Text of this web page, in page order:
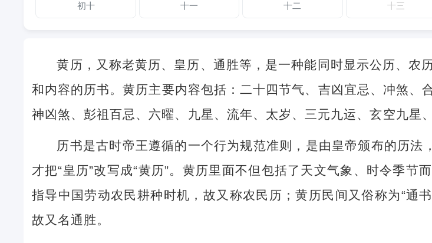
初十 十一 十二 十三
黄历，又称老黄历、皇历、通胜等，是一种能同时显示公历、农
和内容的历书。黄历主要内容包括：二十四节气、吉凶宜忌、冲煞
神凶煞、彭祖百忌、六曜、九星、流年、太岁、三元九运、玄空九星
历书是古时帝王遵循的一个行为规范准则，是由皇帝颁布的历法
才把“皇历”改写成“黄历”。黄历里面不但包括了天文气象、时令季
指导中国劳动农民耕种时机，故又称农民历；黄历民间又俗称为“通
故又名通胜。